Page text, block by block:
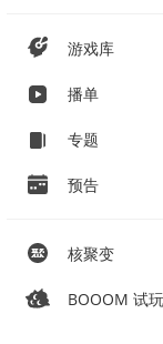
游戏库
播单
专题
预告
核聚变
BOOOM 试